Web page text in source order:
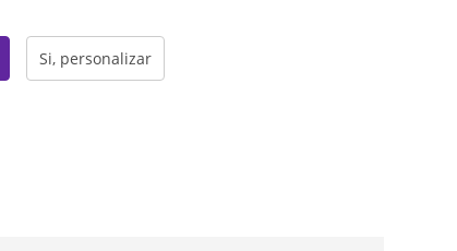
Si, personalizar